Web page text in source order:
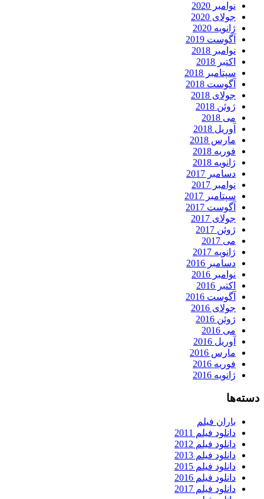
نوامبر 2020
جولای 2020
ژانویه 2020
آگوست 2019
نوامبر 2018
اکتبر 2018
سپتامبر 2018
آگوست 2018
جولای 2018
ژوئن 2018
می 2018
آوریل 2018
مارس 2018
فوریه 2018
ژانویه 2018
دسامبر 2017
نوامبر 2017
سپتامبر 2017
آگوست 2017
جولای 2017
ژوئن 2017
می 2017
ژانویه 2017
دسامبر 2016
نوامبر 2016
اکتبر 2016
آگوست 2016
جولای 2016
ژوئن 2016
می 2016
آوریل 2016
مارس 2016
فوریه 2016
ژانویه 2016
دسته‌ها
باران فیلم
دانلود فیلم 2011
دانلود فیلم 2012
دانلود فیلم 2013
دانلود فیلم 2015
دانلود فیلم 2016
دانلود فیلم 2017